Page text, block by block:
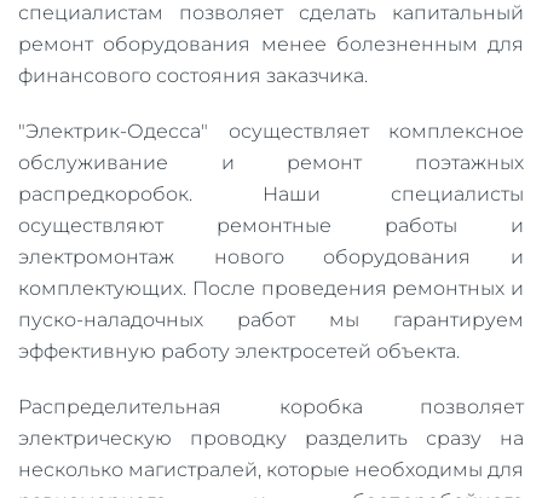
специалистам позволяет сделать капитальный
ремонт оборудования менее болезненным для
финансового состояния заказчика.
"Электрик-Одесса" осуществляет комплексное
обслуживание и ремонт поэтажных
распредкоробок. Наши специалисты
осуществляют ремонтные работы и
электромонтаж нового оборудования и
комплектующих. После проведения ремонтных и
пуско-наладочных работ мы гарантируем
эффективную работу электросетей объекта.
Распределительная коробка позволяет
электрическую проводку разделить сразу на
несколько магистралей, которые необходимы для